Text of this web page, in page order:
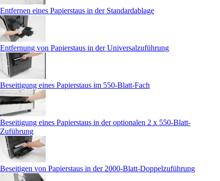
Entfernen eines Papierstaus in der Standardablage
Entfernung von Papierstaus in der Universalzuführung
Beseitigung eines Papierstaus im 550-Blatt-Fach
Beseitigung eines Papierstaus in der optionalen 2 x 550-Blatt-
Zuführung
Beseitigen von Papierstaus in der 2000-Blatt-Doppelzuführung